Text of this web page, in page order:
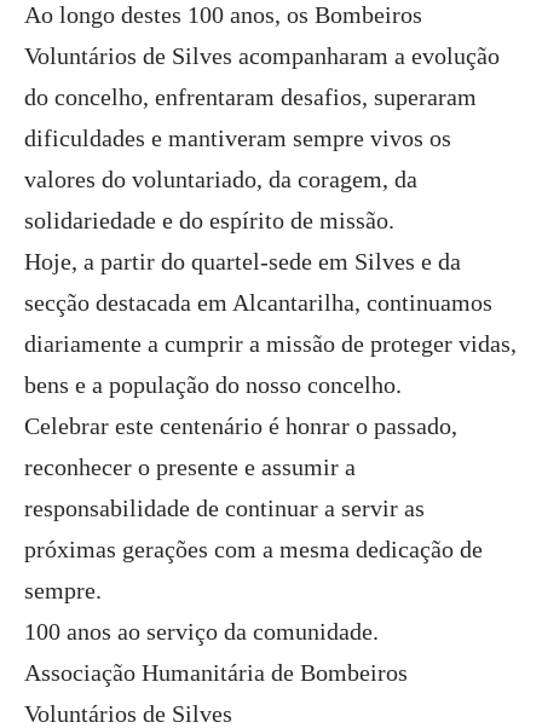
Ao longo destes 100 anos, os Bombeiros
Voluntários de Silves acompanharam a evolução
do concelho, enfrentaram desafios, superaram
dificuldades e mantiveram sempre vivos os
valores do voluntariado, da coragem, da
solidariedade e do espírito de missão.
Hoje, a partir do quartel-sede em Silves e da
secção destacada em Alcantarilha, continuamos
diariamente a cumprir a missão de proteger vidas,
bens e a população do nosso concelho.
Celebrar este centenário é honrar o passado,
reconhecer o presente e assumir a
responsabilidade de continuar a servir as
próximas gerações com a mesma dedicação de
sempre.
100 anos ao serviço da comunidade.
Associação Humanitária de Bombeiros
Voluntários de Silves